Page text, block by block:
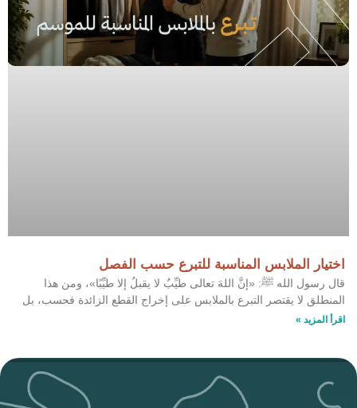
اختيار الملابس المناسبة للتبرع حسب الفصل
قال رسول الله ﷺ: «إنَّ اللهَ تعالى طيِّبٌ لا يقبلُ إلا طيِّبًا»، ومن هذا
المنطلق لا يقتصر التبرع بالملابس على إخراج القطع الزائدة فحسب، بل
اقرأ المزيد »